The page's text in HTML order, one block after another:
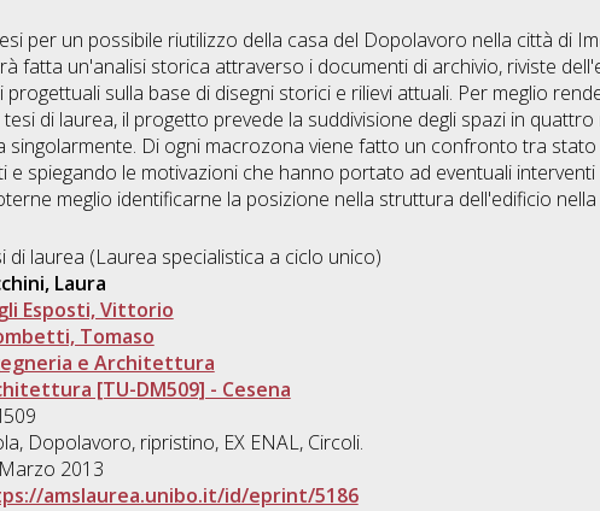
per un possibile riutilizzo della casa del Dopolavoro nella città di
fatta un'analisi storica attraverso i documenti di archivio, riviste
sulla base di disegni storici e rilievi attuali. Per meglio
di laurea, il progetto prevede la suddivisione degli spazi in
singolarmente. Di ogni macrozona viene fatto un confronto tra
spiegando le motivazioni che hanno portato ad eventuali
meglio identificarne la posizione nella struttura dell'edificio nella
di laurea (Laurea specialistica a ciclo unico)
Laura
Esposti, Vittorio
Tomaso
e Architettura
[TU-DM509] - Cesena
Dopolavoro, ripristino, EX ENAL, Circoli.
2013
amslaurea.unibo.it/id/eprint/5186